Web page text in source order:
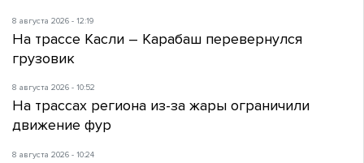
8 августа 2026 - 12:19
На трассе Касли – Карабаш перевернулся
грузовик
8 августа 2026 - 10:52
На трассах региона из-за жары ограничили
движение фур
8 августа 2026 - 10:24